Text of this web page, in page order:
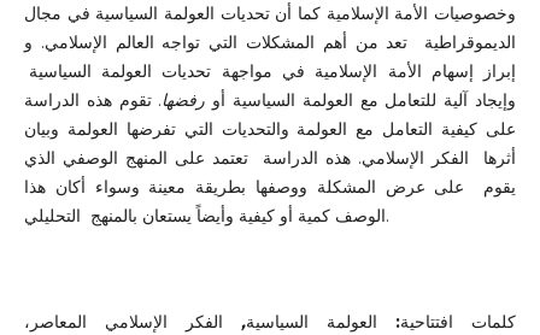
وخصوصيات الأمة الإسلامية كما أن تحديات العولمة السياسية في مجال
الديموقراطية تعد من أهم المشكلات التي تواجه العالم الإسلامي. و
إبراز إسهام الأمة الإسلامية في مواجهة تحديات العولمة السياسية
وإيجاد آلية للتعامل مع العولمة السياسية أو رفضها. تقوم هذه الدراسة
على كيفية التعامل مع العولمة والتحديات التي تفرضها العولمة وبيان
أثرها
الفكر الإسلامي. هذه الدراسة
تعتمد على المنهج الوصفي الذي
يقوم
على عرض المشكلة ووصفها بطريقة معينة وسواء أكان هذا
الوصف كمية أو كيفية وأيضاً يستعان بالمنهجالتحليلي.
كلمات افتتاحية: العولمة السياسية, الفكر الإسلامي المعاصر،